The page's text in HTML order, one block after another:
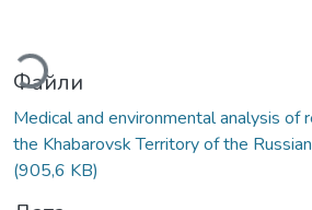
Файли
Medical and environmental analysis of
the Khabarovsk Territory of the
(905,6 KB)